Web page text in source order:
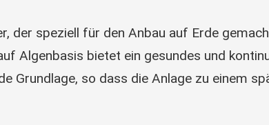
der speziell für den Anbau auf Erde
Algenbasis bietet ein gesundes und
Grundlage, so dass die Anlage zu einem